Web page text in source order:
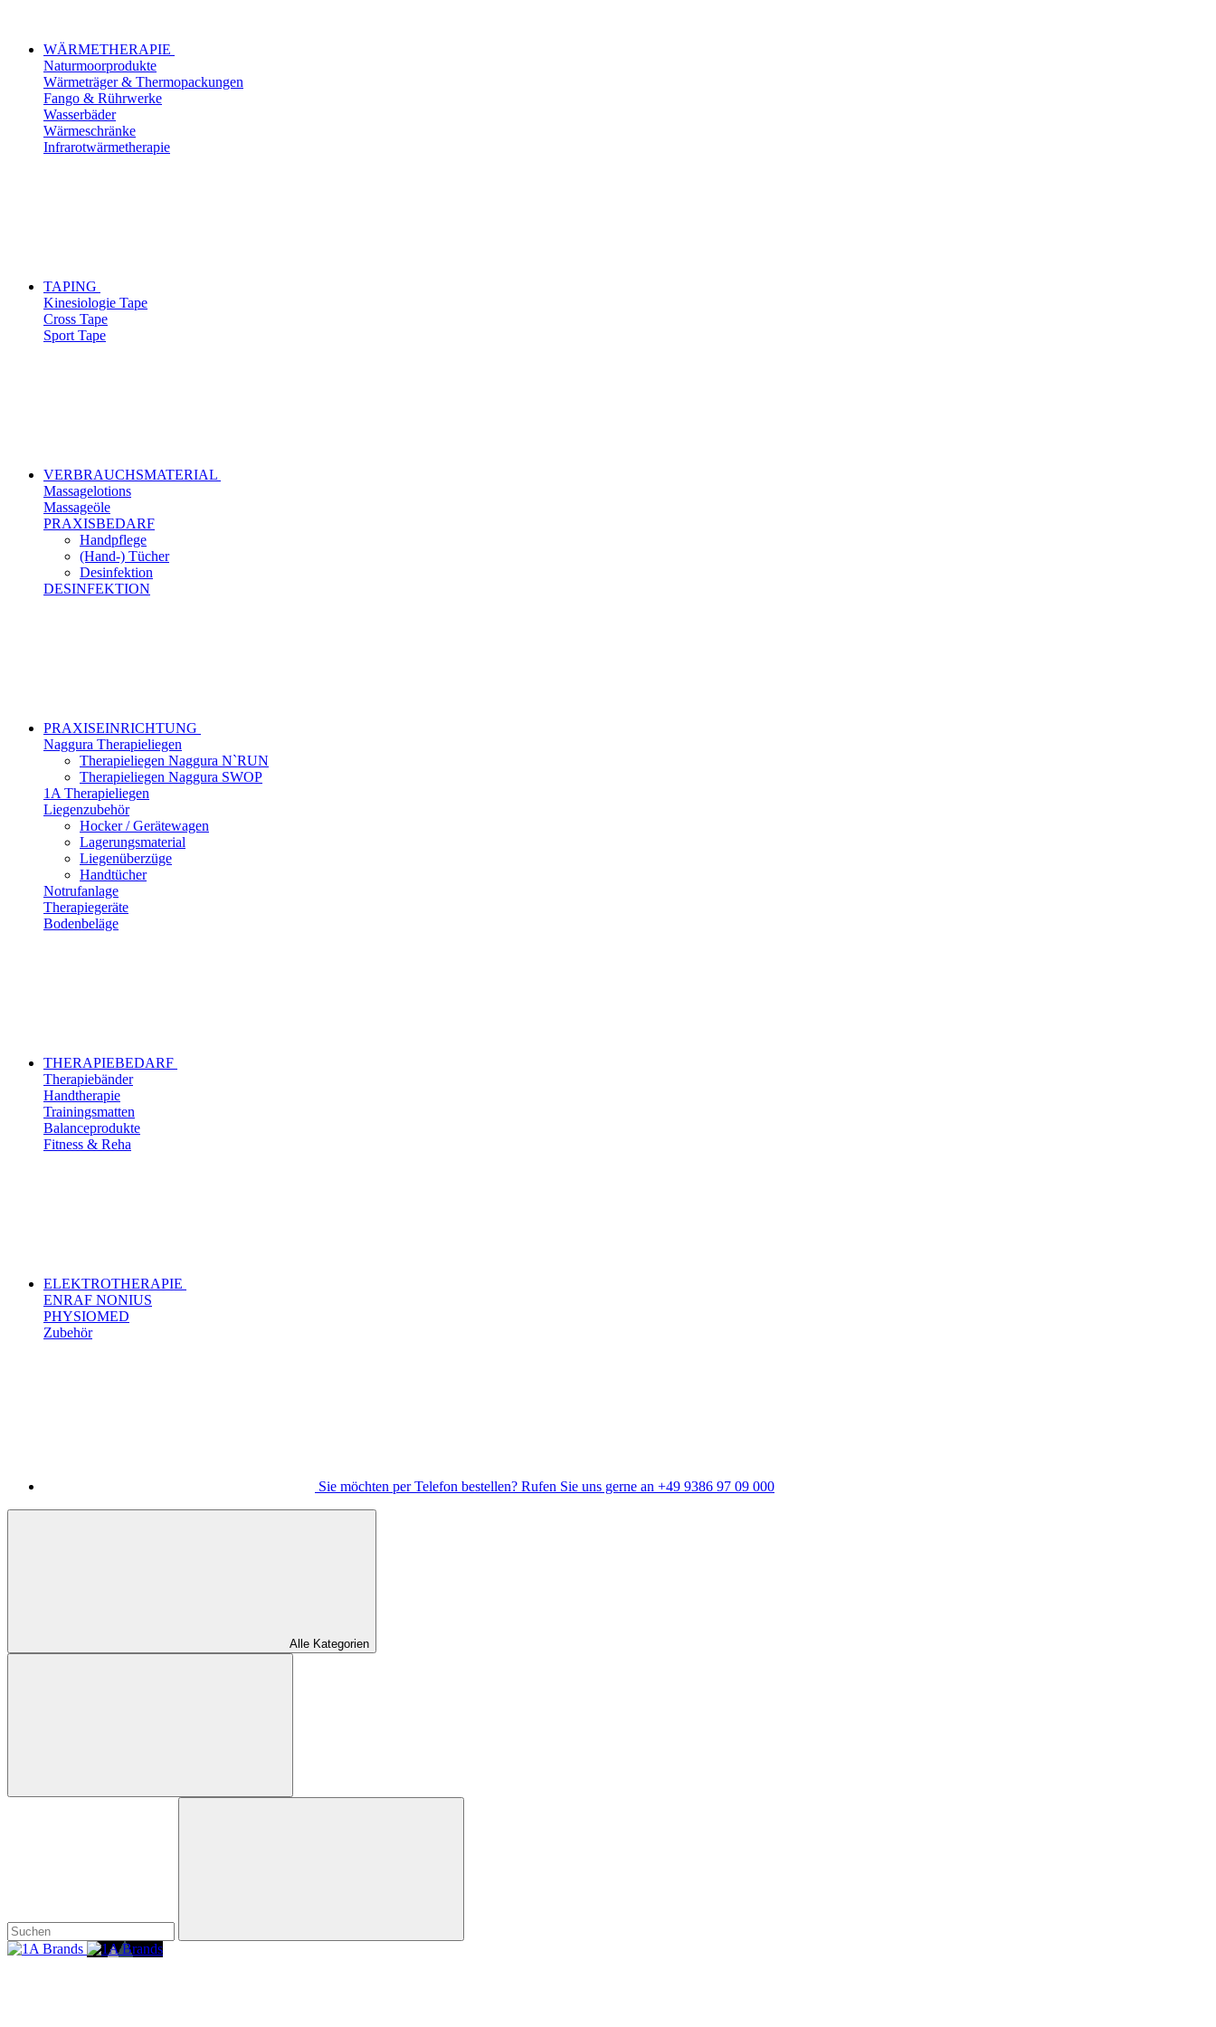
WÄRMETHERAPIE
Naturmoorprodukte
Wärmeträger & Thermopackungen
Fango & Rührwerke
Wasserbäder
Wärmeschränke
Infrarotwärmetherapie
TAPING
Kinesiologie Tape
Cross Tape
Sport Tape
VERBRAUCHSMATERIAL
Massagelotions
Massageöle
PRAXISBEDARF
Handpflege
(Hand-) Tücher
Desinfektion
DESINFEKTION
PRAXISEINRICHTUNG
Naggura Therapieliegen
Therapieliegen Naggura N`RUN
Therapieliegen Naggura SWOP
1A Therapieliegen
Liegenzubehör
Hocker / Gerätewagen
Lagerungsmaterial
Liegenüberzüge
Handtücher
Notrufanlage
Therapiegeräte
Bodenbeläge
THERAPIEBEDARF
Therapiebänder
Handtherapie
Trainingsmatten
Balanceprodukte
Fitness & Reha
ELEKTROTHERAPIE
ENRAF NONIUS
PHYSIOMED
Zubehör
Sie möchten per Telefon bestellen? Rufen Sie uns gerne an +49 9386 97 09 000
Alle Kategorien